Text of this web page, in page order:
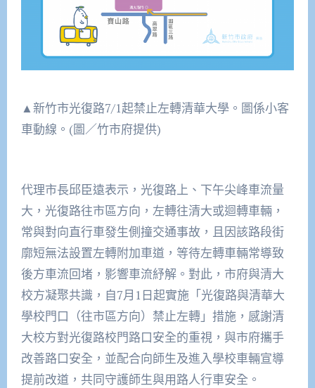
▲新竹市光復路7/1起禁止左轉清華大學。圖係小客
車動線。(圖／竹市府提供)
代理市長邱臣遠表示，光復路上、下午尖峰車流量
大，光復路往市區方向，左轉往清大或迴轉車輛，
常與對向直行車發生側撞交通事故，且因該路段街
廓短無法設置左轉附加車道，等待左轉車輛常導致
後方車流回堵，影響車流紓解。對此，市府與清大
校方凝聚共識，自7月1日起實施「光復路與清華大
學校門口（往市區方向）禁止左轉」措施，感謝清
大校方對光復路校門路口安全的重視，與市府攜手
改善路口安全，並配合向師生及進入學校車輛宣導
提前改道，共同守護師生與用路人行車安全。